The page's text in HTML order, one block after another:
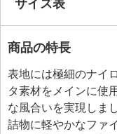
サイズ表
商品の特長
表地には極細のナイ
タ素材をメインに使
な風合いを実現しま
詰物に軽やかなファ